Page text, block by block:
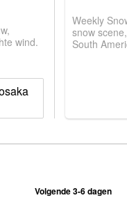
wind.
Weekly
snow
South
2026,
two
Volgende 3-6 dagen